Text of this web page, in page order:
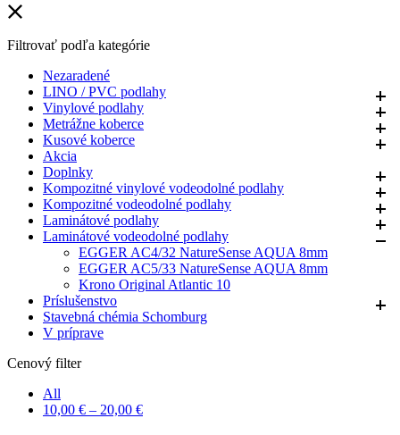
Filtrovať podľa kategórie
Nezaradené
LINO / PVC podlahy
Vinylové podlahy
Metrážne koberce
Kusové koberce
Akcia
Doplnky
Kompozitné vinylové vodeodolné podlahy
Kompozitné vodeodolné podlahy
Laminátové podlahy
Laminátové vodeodolné podlahy
EGGER AC4/32 NatureSense AQUA 8mm
EGGER AC5/33 NatureSense AQUA 8mm
Krono Original Atlantic 10
Príslušenstvo
Stavebná chémia Schomburg
V príprave
Cenový filter
All
10,00 € – 20,00 €